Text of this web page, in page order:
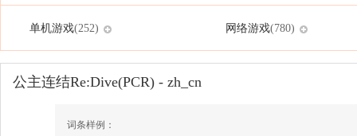
单机游戏(252) 网络游戏(780)
公主连结Re:Dive(PCR) - zh_cn
词条样例：